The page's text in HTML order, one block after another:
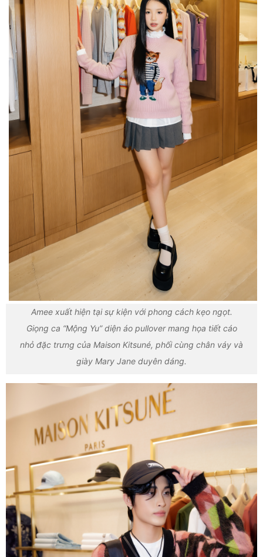
Amee xuất hiện tại sự kiện với phong cách kẹo ngọt.
Giọng ca “Mộng Yu” diện áo pullover mang họa tiết cáo
nhỏ đặc trưng của Maison Kitsuné, phối cùng chân váy và
giày Mary Jane duyên dáng.